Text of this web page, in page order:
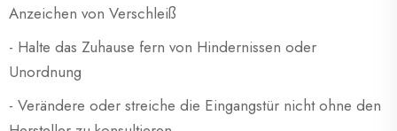
Anzeichen von Verschleiß
- Halte das Zuhause fern von Hindernissen oder
Unordnung
- Verändere oder streiche die Eingangstür nicht ohne den